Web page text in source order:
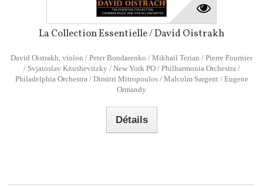
La Collection Essentielle / David Oistrakh
David Oistrakh, violon / Peter Bondarenko / Mikhail Terian / Pierre Fournier
/ Svjatoslav Knushevitzky / New York PO / Philharmonia Orchestra /
Philadelphia Orchestra / Dimitri Mitropoulos / Malcolm Sargent / Eugene
Ormandy
Détails